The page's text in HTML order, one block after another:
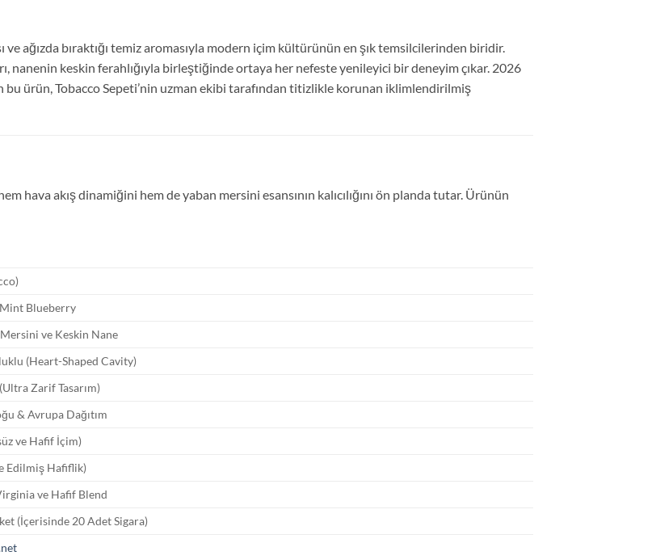
ve ağızda bıraktığı temiz aromasıyla modern içim kültürünün en şık temsilcilerinden biridir.
nanenin keskin ferahlığıyla birleştiğinde ortaya her nefeste yenileyici bir deneyim çıkar. 2026
ürün, Tobacco Sepeti’nin uzman ekibi tarafından titizlikle korunan iklimlendirilmiş
hava akış dinamiğini hem de yaban mersini esansının kalıcılığını ön planda tutar. Ürünün
Blueberry
ve Keskin Nane
(Heart-Shaped Cavity)
Zarif Tasarım)
& Avrupa Dağıtım
ve Hafif İçim)
Edilmiş Hafiflik)
ve Hafif Blend
(İçerisinde 20 Adet Sigara)